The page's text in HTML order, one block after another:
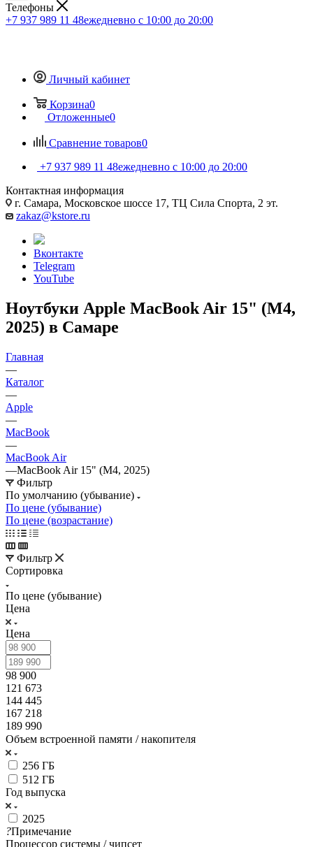
Телефоны
+7 937 989 11 48ежедневно с 10:00 до 20:00
Личный кабинет
Корзина0
Отложенные0
Сравнение товаров0
+7 937 989 11 48ежедневно с 10:00 до 20:00
Контактная информация
г. Самара, Московское шоссе 17, ТЦ Сила Спорта, 2 эт.
zakaz@kstore.ru
Вконтакте
Telegram
YouTube
Ноутбуки Apple MacBook Air 15" (M4,
2025) в Самаре
Главная
—
Каталог
—
Apple
—
MacBook
—
MacBook Air
—MacBook Air 15" (M4, 2025)
Фильтр
По умолчанию (убывание)
По цене (убывание)
По цене (возрастание)
Фильтр
Сортировка
По цене (убывание)
Цена
Цена
98 900
121 673
144 445
167 218
189 990
Объем встроенной памяти / накопителя
256 ГБ
512 ГБ
Год выпуска
2025
?Примечание
Процессор системы / чипсет